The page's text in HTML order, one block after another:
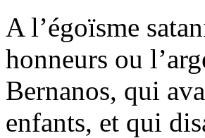
A l’égoïsme
honneurs ou
Bernanos, qui
enfants, et qui